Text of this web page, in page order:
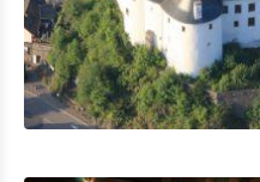
Museum of the watermill
Shopping
Mobility at Troisvierges